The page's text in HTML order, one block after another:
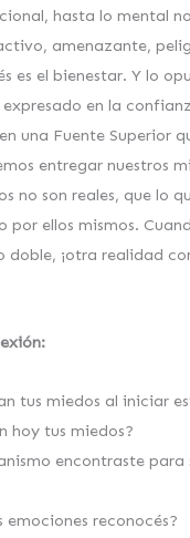
hasta lo mental
amenazante,
es el bienestar. Y lo
en la
una Fuente Superior
entregar nuestros
no son reales, que lo
por ellos mismos.
doble, ¡otra realidad
tus miedos al iniciar
hoy tus miedos?
encontraste para
emociones reconocés?